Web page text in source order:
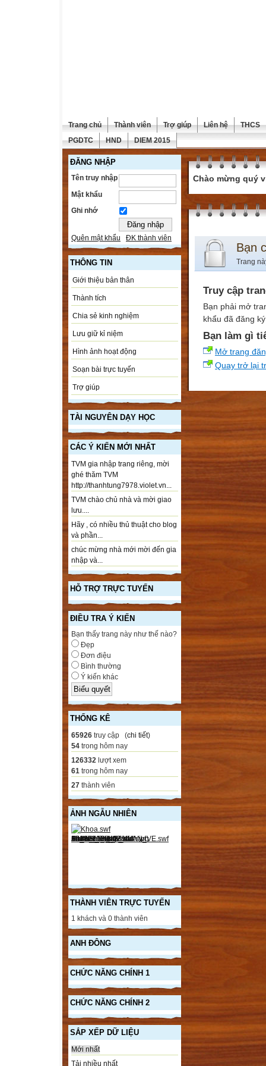
Trang chủ Thành viên Trợ giúp Liên hệ
THCS
PGDTC
HND DIEM 2015
ĐĂNG NHẬP
Tên truy nhập
Mật khẩu
Ghi nhớ
Quên mật khẩu ĐK thành viên
THÔNG TIN
Giới thiệu bản thân
Thành tích
Chia sẻ kinh nghiệm
Lưu giữ kỉ niệm
Hình ảnh hoạt động
Soạn bài trực tuyến
Trợ giúp
TÀI NGUYÊN DẠY HỌC
CÁC Ý KIẾN MỚI NHẤT
TVM gia nhập trang riêng, mời
ghé thăm TVM
http://thanhtung7978.violet.vn...
TVM chào chủ nhà và mời giao
lưu....
Hãy , có nhiều thủ thuật cho blog
và phần...
chúc mừng nhà mới mời đến gia
nhập và...
HỖ TRỢ TRỰC TUYẾN
ĐIỀU TRA Ý KIẾN
Bạn thấy trang này như thế nào?
Đẹp
Đơn điệu
Bình thường
Ý kiến khác
THỐNG KÊ
65926 truy cập (chi tiết)
54 trong hôm nay
126332 lượt xem
61 trong hôm nay
27 thành viên
ẢNH NGẪU NHIÊN
THÀNH VIÊN TRỰC TUYẾN
1 khách và 0 thành viên
ANH ĐÔNG
CHỨC NĂNG CHÍNH 1
CHỨC NĂNG CHÍNH 2
SẮP XẾP DỮ LIỆU
Mới nhất
Tải nhiều nhất
Chào mừng quý
Bạn
Trang
Truy cập
Bạn phải mở
khẩu đã đăng
Bạn làm gì
Mở trang
Quay trở lại